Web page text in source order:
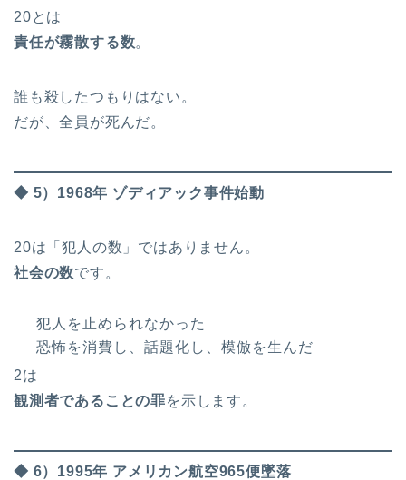
20とは
責任が霧散する数。
誰も殺したつもりはない。
だが、全員が死んだ。
◆ 5）1968年 ゾディアック事件始動
20は「犯人の数」ではありません。
社会の数です。
犯人を止められなかった
恐怖を消費し、話題化し、模倣を生んだ
2は
観測者であることの罪を示します。
◆ 6）1995年 アメリカン航空965便墜落